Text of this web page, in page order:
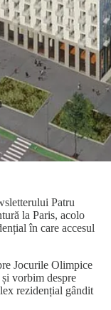
Patru
la Paris, acolo
în care accesul
Jocurile Olimpice
vorbim despre
rezidențial gândit